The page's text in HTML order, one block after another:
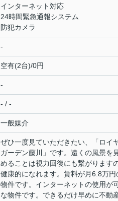
インターネット対応
24時間緊急通報システム
防犯カメラ
-
空有(2台)/0円
-
- / -
一般媒介
ぜひ一度見ていただきたい、「ロイ
ガーデン藤川」です。遠くの風景を
めることは視力回復にも繋がります
健康的になれます。賃料が月6.8万円
物件です。インターネットの使用が
な物件です。できるだけ早めに不動